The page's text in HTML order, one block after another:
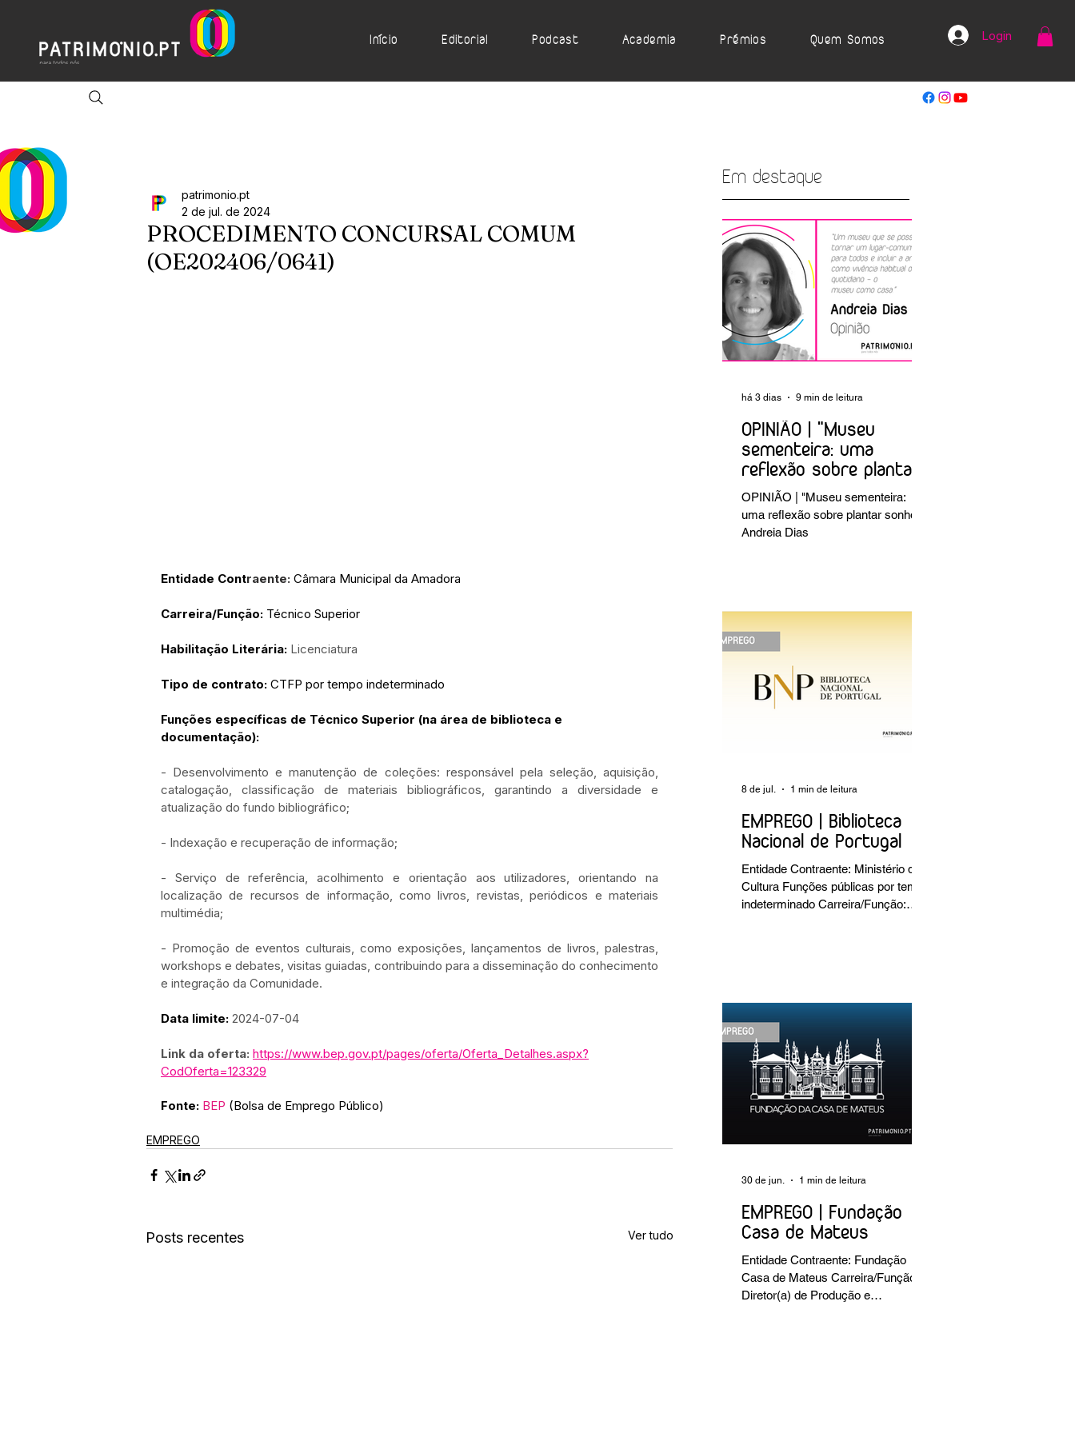
Início Editorial Podcast Academia Prémios Quem Somos Login
PROCEDIMENTO CONCURSAL COMUM
(OE202406/0641)
patrimonio.pt
2 de jul. de 2024
Entidade Contraente: Câmara Municipal da Amadora
Carreira/Função: Técnico Superior
Habilitação Literária: Licenciatura
Tipo de contrato: CTFP por tempo indeterminado
Funções específicas de Técnico Superior (na área de biblioteca e
documentação):
- Desenvolvimento e manutenção de coleções: responsável pela seleção, aquisição,
catalogação, classificação de materiais bibliográficos, garantindo a diversidade e
atualização do fundo bibliográfico;
- Indexação e recuperação de informação;
- Serviço de referência, acolhimento e orientação aos utilizadores, orientando na
localização de recursos de informação, como livros, revistas, periódicos e materiais
multimédia;
- Promoção de eventos culturais, como exposições, lançamentos de livros, palestras,
workshops e debates, visitas guiadas, contribuindo para a disseminação do conhecimento
e integração da Comunidade.
Data limite: 2024-07-04
Link da oferta: https://www.bep.gov.pt/pages/oferta/Oferta_Detalhes.aspx?
CodOferta=123329
Fonte: BEP (Bolsa de Emprego Público)
EMPREGO
Posts recentes Ver tudo
Em destaque
OPINIÃO | "Museu
sementeira: uma
reflexão sobre plantar
sonhos" Andreia Dias
OPINIÃO | "Museu sementeira:
uma reflexão sobre plantar sonhos"
Andreia Dias
há 3 dias 9 min de leitura
EMPREGO | Biblioteca
Nacional de Portugal
Entidade Contraente: Ministério da
Cultura Funções públicas por tempo
indeterminado Carreira/Função:
espécies bibliográficas
intervencionadas; execução dos
programas de conservação
preventiva; produção de fichas de
tratamento e registo fotográfico das
intervenções; apoio a exposições i
8 de jul. 1 min de leitura
EMPREGO | Fundação
Casa de Mateus
Entidade Contraente: Fundação
Casa de Mateus Carreira/Função:
Diretor(a) de Produção e
30 de jun. 1 min de leitura